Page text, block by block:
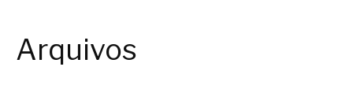
Arquivos